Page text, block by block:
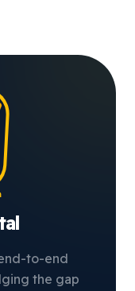
to-end
the gap